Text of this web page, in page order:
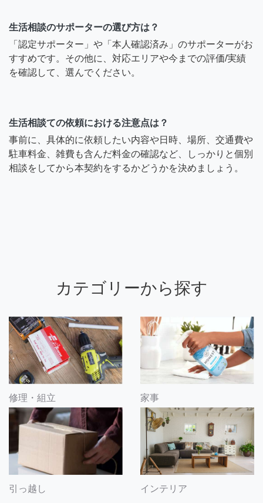
生活相談のサポーターの選び方は？
「認定サポーター」や「本人確認済み」のサポーターがお
すすめです。その他に、対応エリアや今までの評価/実績
を確認して、選んでください。
生活相談ての依頼における注意点は？
事前に、具体的に依頼したい内容や日時、場所、交通費や
駐車料金、雑費も含んだ料金の確認など、しっかりと個別
相談をしてから本契約をするかどうかを決めましょう。
カテゴリーから探す
修理・組立 家事
引っ越し インテリア